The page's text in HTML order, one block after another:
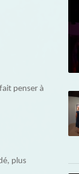
penser à
plus